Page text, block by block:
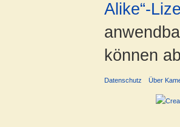
Alike“-
können
Datenschutz Über